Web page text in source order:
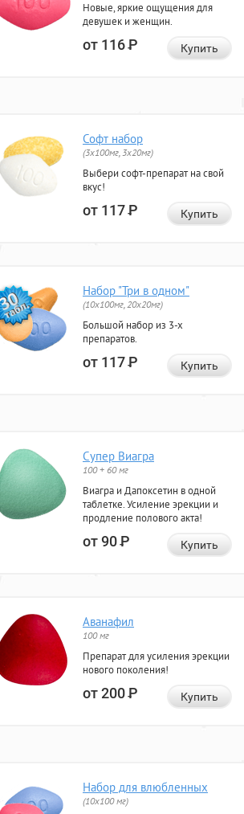
Новые, яркие ощущения для
девушек и женщин.
от 116Р Купить
Софт набор
(3x100мг, 3x20мг)
Выбери софт-препарат на свой
вкус!
от 117Р Купить
Набор "Три в одном"
(10x100мг, 20x20мг)
Большой набор из 3-х
препаратов.
от 117Р Купить
Супер Виагра
100 + 60 мг
Виагра и Дапоксетин в одной
таблетке. Усиление эрекции и
продление полового акта!
от 90Р Купить
Аванафил
100 мг
Препарат для усиления эрекции
нового поколения!
от 200Р Купить
Набор для влюбленных
(10х100 мг)